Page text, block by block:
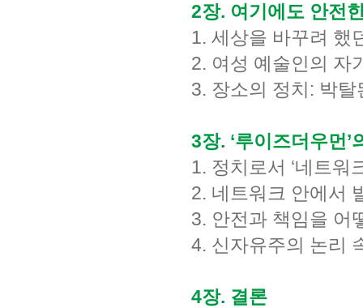
2장. 여기에도 안전
1. 세상을 바꾸려 했
2. 여성 예술인의 자
3. 장소의 정치: 박
3장. ‘루이즈더우먼
1. 정치로서 ‘네트워
2. 네트워크 안에서
3. 안전과 책임을 어
4. 신자유주의 논리
4장. 결론